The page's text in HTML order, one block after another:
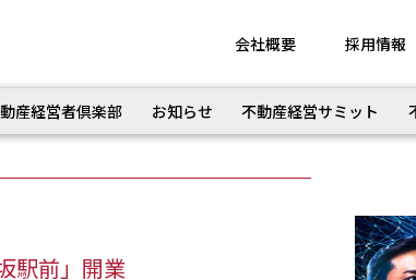
会社概要 採用情報
産経営者倶楽部 お知らせ 不動産経営サミット
駅前」開業